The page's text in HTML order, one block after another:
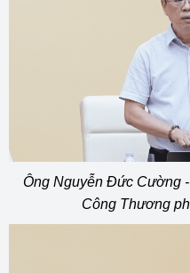
Ông Nguyễn Đức Cường
Công Thương